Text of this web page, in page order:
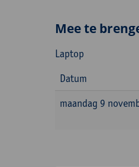
Mee te
Laptop
Datum
maandag 9